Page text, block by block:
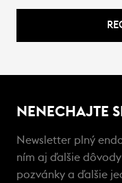
NENECHAJTE
Newsletter plný
ním aj ďalšie
pozvánky a ďalšie